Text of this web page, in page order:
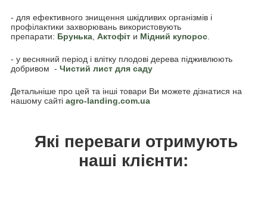
- для ефективного знищення шкідливих організмів і
профілактики захворювань використовують
препарати: Брунька Актофіт и Мідний купорос
- у весняний період і влітку плодові дерева підживлюють
добривом - Чистий лист для саду
Детальніше про цей та інші товари Ви можете дізнатися на
нашому сайті agro-landing.com.ua
Які переваги отримують
наші клієнти: